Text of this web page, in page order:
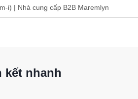
i) | Nhà cung cấp B2B Maremlyn
kết nhanh